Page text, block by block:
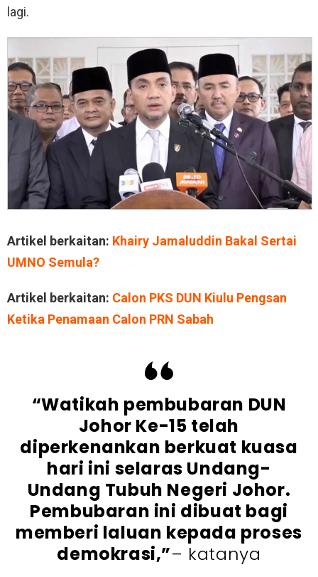
lagi.
Artikel berkaitan: Khairy Jamaluddin Bakal Sertai
UMNO Semula?
Artikel berkaitan: Calon PKS DUN Kiulu Pengsan
Ketika Penamaan Calon PRN Sabah
“Watikah pembubaran DUN
Johor Ke-15 telah
diperkenankan berkuat kuasa
hari ini selaras Undang-
Undang Tubuh Negeri Johor.
Pembubaran ini dibuat bagi
memberi laluan kepada proses
demokrasi,”– katanya